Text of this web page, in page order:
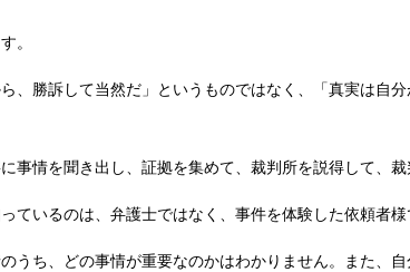
。
、勝訴して当然だ」というものではなく、「真実は自
事情を聞き出し、証拠を集めて、裁判所を説得して、
ているのは、弁護士ではなく、事件を体験した依頼者様
うち、どの事情が重要なのかはわかりません。また、